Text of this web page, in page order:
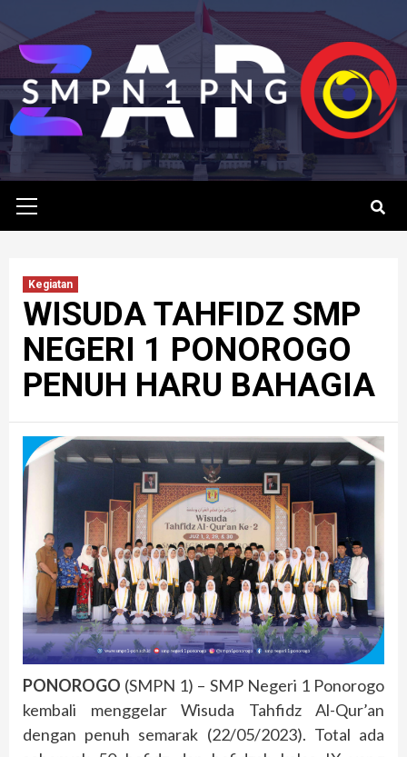
content
Menu
Kegiatan
WISUDA TAHFIDZ SMP
NEGERI 1 PONOROGO
PENUH HARU BAHAGIA
PONOROGO (SMPN 1) – SMP Negeri 1 Ponorogo
kembali menggelar Wisuda Tahfidz Al-Qur’an
dengan penuh semarak (22/05/2023). Total ada